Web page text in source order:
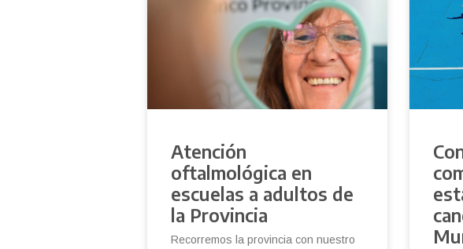
Atención
oftalmológica en
escuelas a adultos de
la Provincia
Recorremos la provincia con nuestro